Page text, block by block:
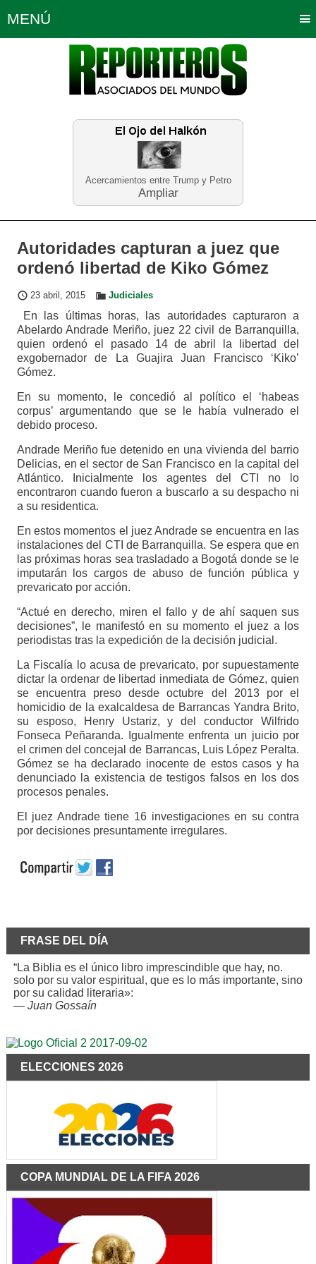
Acercamientos entre Trump y Petro
Ampliar
MENÚ
Política Opinión Bogotá
Planeta Tierra Deportes
Educación Neira
Autoridades capturan a juez que
ordenó libertad de Kiko Gómez
23 abril, 2015 Judiciales
En las últimas horas, las autoridades capturaron a
Abelardo Andrade Meriño, juez 22 civil de Barranquilla,
quien ordenó el pasado 14 de abril la libertad del
exgobernador de La Guajira Juan Francisco ‘Kiko’
Gómez.
En su momento, le concedió al político el ‘habeas
corpus’ argumentando que se le había vulnerado el
debido proceso.
Andrade Meriño fue detenido en una vivienda del barrio
Delicias, en el sector de San Francisco en la capital del
Atlántico. Inicialmente los agentes del CTI no lo
encontraron cuando fueron a buscarlo a su despacho ni
a su residentica.
En estos momentos el juez Andrade se encuentra en las
instalaciones del CTI de Barranquilla. Se espera que en
las próximas horas sea trasladado a Bogotá donde se le
imputarán los cargos de abuso de función pública y
prevaricato por acción.
“Actué en derecho, miren el fallo y de ahí saquen sus
decisiones”, le manifestó en su momento el juez a los
periodistas tras la expedición de la decisión judicial.
La Fiscalía lo acusa de prevaricato, por supuestamente
dictar la ordenar de libertad inmediata de Gómez, quien
se encuentra preso desde octubre del 2013 por el
homicidio de la exalcaldesa de Barrancas Yandra Brito,
su esposo, Henry Ustariz, y del conductor Wilfrido
Fonseca Peñaranda. Igualmente enfrenta un juicio por
el crimen del concejal de Barrancas, Luis López Peralta.
Gómez se ha declarado inocente de estos casos y ha
denunciado la existencia de testigos falsos en los dos
procesos penales.
El juez Andrade tiene 16 investigaciones en su contra
por decisiones presuntamente irregulares.
FRASE DEL DÍA
“La Biblia es el único libro imprescindible que hay, no.
solo por su valor espiritual, que es lo más importante, sino
por su calidad literaria»:
— Juan Gossaín
ELECCIONES 2026
COPA MUNDIAL DE LA FIFA 2026